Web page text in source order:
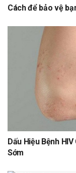
Cách để bảo vệ
Dấu Hiệu Bệnh
Sớm